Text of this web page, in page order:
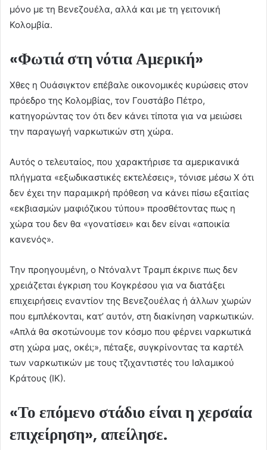
μόνο με τη Βενεζουέλα, αλλά και με τη γειτονική
Κολομβία.
«Φωτιά στη νότια Αμερική»
Χθες η Ουάσιγκτον επέβαλε οικονομικές κυρώσεις στον
πρόεδρο της Κολομβίας, τον Γουστάβο Πέτρο,
κατηγορώντας τον ότι δεν κάνει τίποτα για να μειώσει
την παραγωγή ναρκωτικών στη χώρα.
Αυτός ο τελευταίος, που χαρακτήρισε τα αμερικανικά
πλήγματα «εξωδικαστικές εκτελέσεις», τόνισε μέσω X ότι
δεν έχει την παραμικρή πρόθεση να κάνει πίσω εξαιτίας
«εκβιασμών μαφιόζικου τύπου» προσθέτοντας πως η
χώρα του δεν θα «γονατίσει» και δεν είναι «αποικία
κανενός».
Την προηγουμένη, ο Ντόναλντ Τραμπ έκρινε πως δεν
χρειάζεται έγκριση του Κογκρέσου για να διατάξει
επιχειρήσεις εναντίον της Βενεζουέλας ή άλλων χωρών
που εμπλέκονται, κατ’ αυτόν, στη διακίνηση ναρκωτικών.
«Απλά θα σκοτώνουμε τον κόσμο που φέρνει ναρκωτικά
στη χώρα μας, οκέι;», πέταξε, συγκρίνοντας τα καρτέλ
των ναρκωτικών με τους τζιχαντιστές του Ισλαμικού
Κράτους (ΙΚ).
«Το επόμενο στάδιο είναι η χερσαία
επιχείρηση», απείλησε.